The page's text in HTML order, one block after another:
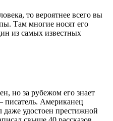
то вероятнее всего вы
Там многие носят его
из самых известных
но за рубежом его знает
писатель. Американец
удостоен престижной